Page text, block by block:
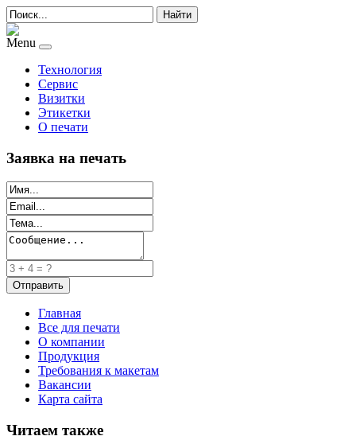
Найти
Menu
Технология
Сервис
Визитки
Этикетки
О печати
Заявка на печать
Главная
Все для печати
О компании
Продукция
Требования к макетам
Вакансии
Карта сайта
Читаем также